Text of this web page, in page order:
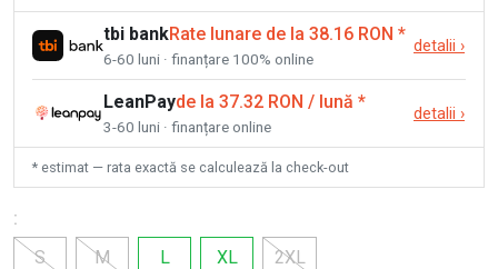
tbi bankRate lunare de la 38.16 RON *
6-60 luni · finanțare 100% online
detalii ›
LeanPayde la 37.32 RON / lună *
3-60 luni · finanțare online
detalii ›
* estimat — rata exactă se calculează la check-out
:
S
M L XL 2XL